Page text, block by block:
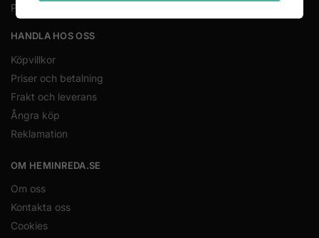
Pinterest
HANDLA HOS OSS
Köpvillkor
Priser och betalning
Frakt och leverans
Ångra köp
Reklamation
OM HEMINREDA.SE
Om oss
Kontakta oss
Cookies